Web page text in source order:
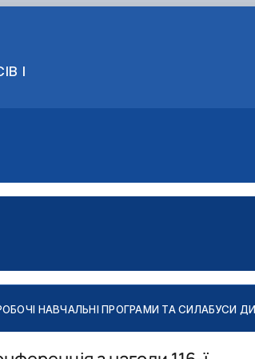
І
конструкцій
споруд
НАВЧАЛЬНІ ПРОГРАМИ ТА СИЛАБУСИ